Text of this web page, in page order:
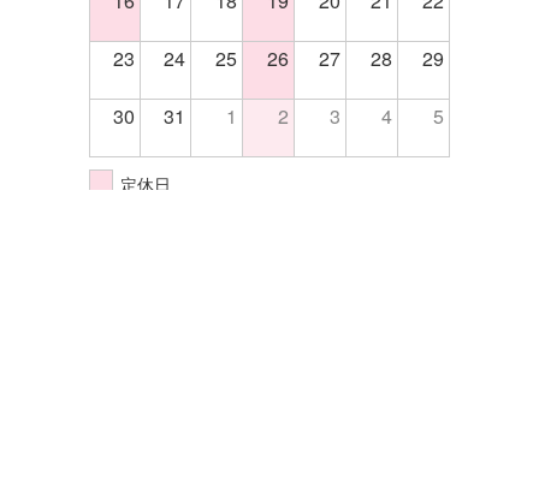
23 24 25 26 27 28 29
30 31 1 2 3 4 5
定休日